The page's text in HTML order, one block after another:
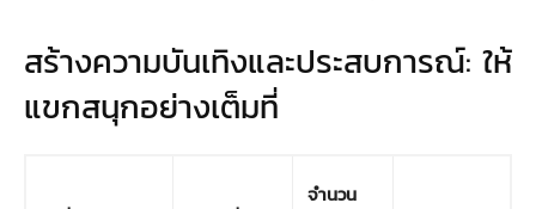
สร้างความบันเทิงและประสบการณ์: ให้
แขกสนุกอย่างเต็มที่
จำนวน